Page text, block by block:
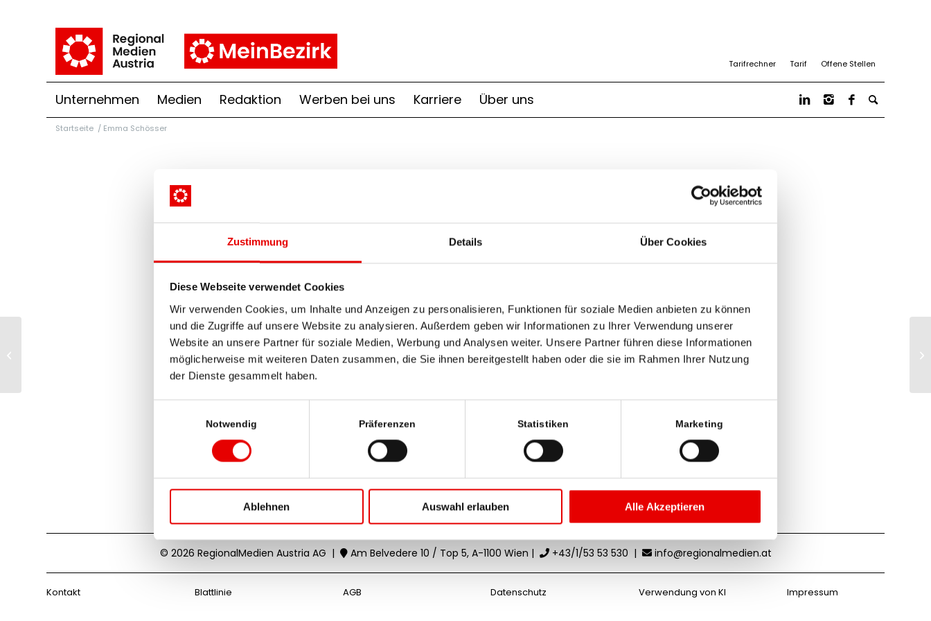
Zustimmung Details Über Cookies
Diese Webseite verwendet Cookies
Wir verwenden Cookies, um Inhalte und Anzeigen zu personalisieren, Funktionen für soziale Medien anbieten zu können
und die Zugriffe auf unsere Website zu analysieren. Außerdem geben wir Informationen zu Ihrer Verwendung unserer
Website an unsere Partner für soziale Medien, Werbung und Analysen weiter. Unsere Partner führen diese Informationen
möglicherweise mit weiteren Daten zusammen, die Sie ihnen bereitgestellt haben oder die sie im Rahmen Ihrer Nutzung
der Dienste gesammelt haben.
Notwendig Präferenzen Statistiken Marketing
Ablehnen Auswahl erlauben Alle Akzeptieren
Tarifrechner Tarif Offene Stellen
Unternehmen Medien Redaktion Werben bei uns Karriere Über uns
Startseite / Emma Schösser
Emma Schösser
E-Mail senden
RegionalMedien Gesundheit
© 2026 RegionalMedien Austria AG | Am Belvedere 10 / Top 5, A-1100 Wien | +43/1/53 53 530 | info@regionalmedien.at
Kontakt Blattlinie AGB Datenschutz Verwendung von KI Impressum